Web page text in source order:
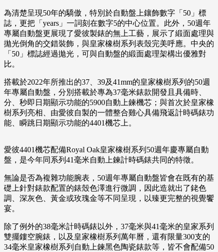
為清楚呈現50年的驕傲，特別於自動盤上鑲飾數字「50」標
誌，更把「years」一詞刻在數字5的中心位置。此外，50週年
專屬自動盤更展現了愛彼製錶的無上工藝，展示了緞面處理與
拋光倒角的交錯裝飾，與皇家橡樹系列表殼完美呼應。中央的
「50」標誌經過拋光，可與自動盤的緞面處理架構出優雅對
比。
搭載於2022年所推出的37、39及41mm的皇家橡樹系列的50週
年專屬自動盤，分別搭載於專為37毫米錶款開發且具備時、
分、秒即日期顯示功能的5900自動上鍊機芯；與首次於皇家橡
樹系列亮相、由愛彼自製的一體整合雞心具備飛返計時碼錶功
能、瞬跳日期顯示功能的4401機芯上。
愛彼4401機芯配備Royal Oak皇家橡樹系列50週年慶專屬自動
盤，是今年同系列41毫米自動上鍊計時碼錶共同的特徵。
無論是否為複雜功能腕表，50週年專屬自動盤皆會在既有的基
礎上針對錶款配置的錶殼色澤進行微調，因此造就出了銠色
調、深灰色、黃金或玫瑰金等不同呈現，以臻更完整的視覺饗
宴。
除了例外的38毫米計時碼錶以外，37毫米與41毫米的皇家系列
雙擺鏤空腕錶，以及皇家橡樹系列萬年曆，還有限量300支的
34毫米皇家橡樹系列自動上鍊黑色陶瓷錶款等，皆不會配備50